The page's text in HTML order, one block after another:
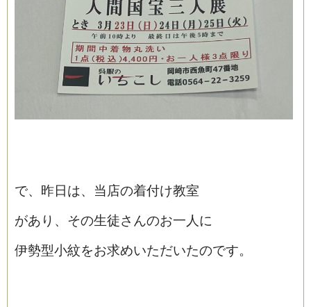
で、昨日は、当店の着付け教室
があり、その生徒さんのお一人に
伊勢型小紋をお求めいただいたのです。